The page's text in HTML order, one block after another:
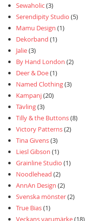
Sewaholic(3)
Serendipity Studio (5)
Mamu Design (1)
Dekorband (1)
Jalie(3)
By Hand London (2)
Deer & Doe(1)
Named Clothing(3)
Kampanj(20)
Tävling(3)
Tilly & the Buttons(8)
Victory Patterns(2)
Tina Givens(3)
Liesl Gibson (1)
Grainline Studio (1)
Noodlehead (2)
AnnAn Design (2)
Svenska mönster(2)
True Bias(1)
Veckans varumärke(18)